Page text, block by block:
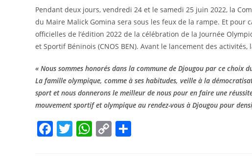
Pendant deux jours, vendredi 24 et le samedi 25 juin 2022, la
du Maire Malick Gomina sera sous les feux de la rampe. Et pour
officielles de l’édition 2022 de la célébration de la Journée
et Sportif Béninois (CNOS BEN). Avant le lancement des
« Nous sommes honorés dans la commune de Djougou par ce choix
La famille olympique, comme à ses habitudes, veille à la
sport et nous donnerons le meilleur de nous pour en faire une
mouvement sportif et olympique au rendez-vous à Djougou pour
F T W C